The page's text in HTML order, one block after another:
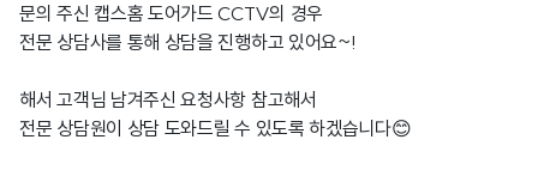
문의 주신 캡스홈 도어가드 CCTV의 경우
전문 상담사를 통해 상담을 진행하고 있어요~!
해서 고객님 남겨주신 요청사항 참고해서
전문 상담원이 상담 도와드릴 수 있도록 하겠습니다😊